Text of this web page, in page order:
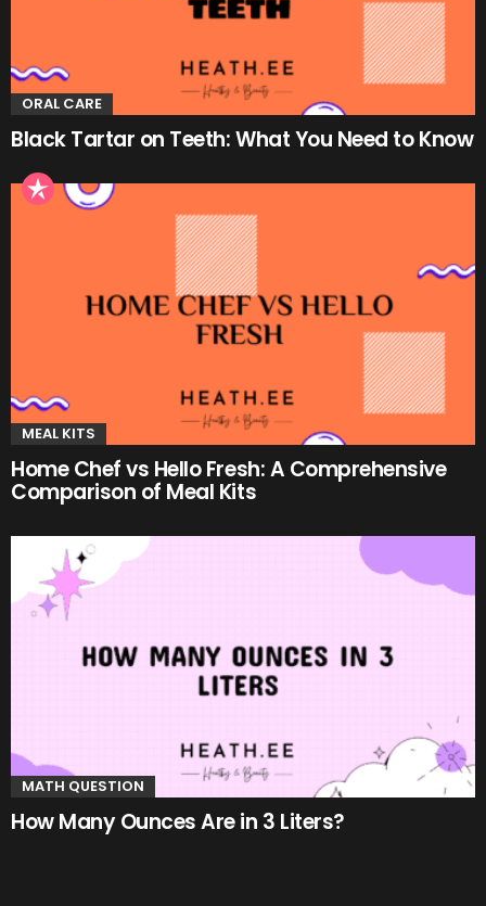
ORAL CARE
Black Tartar on Teeth: What You Need to Know
MEAL KITS
Home Chef vs Hello Fresh: A Comprehensive
Comparison of Meal Kits
MATH QUESTION
How Many Ounces Are in 3 Liters?